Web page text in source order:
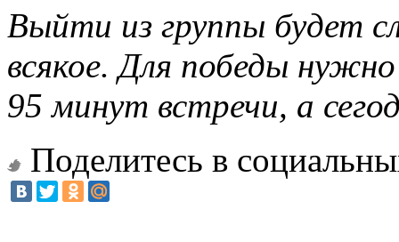
Выйти из группы будет
всякое. Для победы
95 минут встречи, а
Поделитесь в